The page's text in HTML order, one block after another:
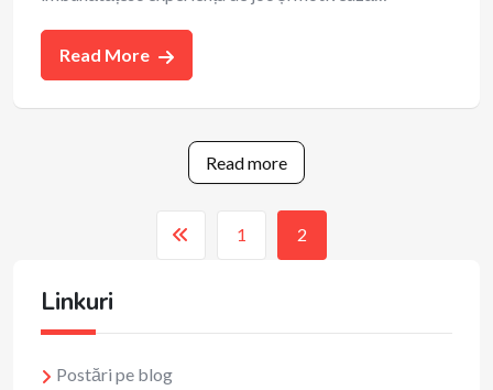
Read More
Read more
1 2
Linkuri
Postări pe blog